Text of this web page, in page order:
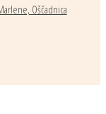
Oščadnica